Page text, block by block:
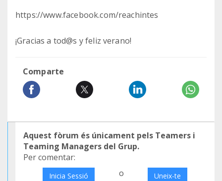
https://www.facebook.com/reachintes
¡Gracias a tod@s y feliz verano!
Comparte
Aquest fòrum és únicament pels Teamers i
Teaming Managers del Grup.
Per comentar:
Inicia Sessió o Uneix-te